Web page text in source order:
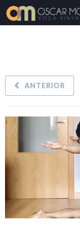
ANTERIOR